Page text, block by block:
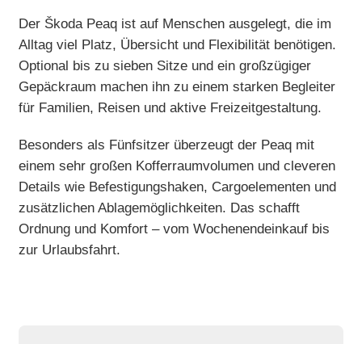
Der Škoda Peaq ist auf Menschen ausgelegt, die im
Alltag viel Platz, Übersicht und Flexibilität benötigen.
Optional bis zu sieben Sitze und ein großzügiger
Gepäckraum machen ihn zu einem starken Begleiter
für Familien, Reisen und aktive Freizeitgestaltung.
Besonders als Fünfsitzer überzeugt der Peaq mit
einem sehr großen Kofferraumvolumen und cleveren
Details wie Befestigungshaken, Cargoelementen und
zusätzlichen Ablagemöglichkeiten. Das schafft
Ordnung und Komfort – vom Wochenendeinkauf bis
zur Urlaubsfahrt.